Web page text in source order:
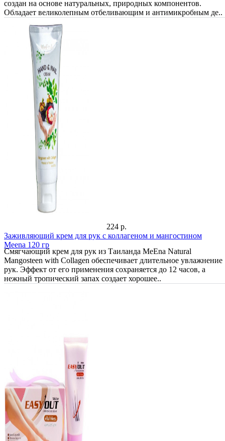
создан на основе натуральных, природных компонентов.
Обладает великолепным отбеливающим и антимикробным де..
224 р.
Заживляющий крем для рук с коллагеном и мангостином
Meena 120 гр
Смягчающий крем для рук из Таиланда MeEna Natural
Mangosteen with Collagen обеспечивает длительное увлажнение
рук. Эффект от его применения сохраняется до 12 часов, а
нежный тропический запах создает хорошее..